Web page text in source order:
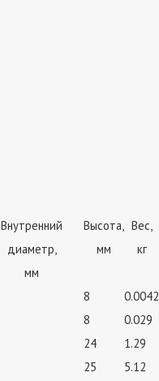
Внутренний
диаметр,
мм
Высота,
мм
Вес,
кг
8
0.0042
8
0.029
24
1.29
25
5.12